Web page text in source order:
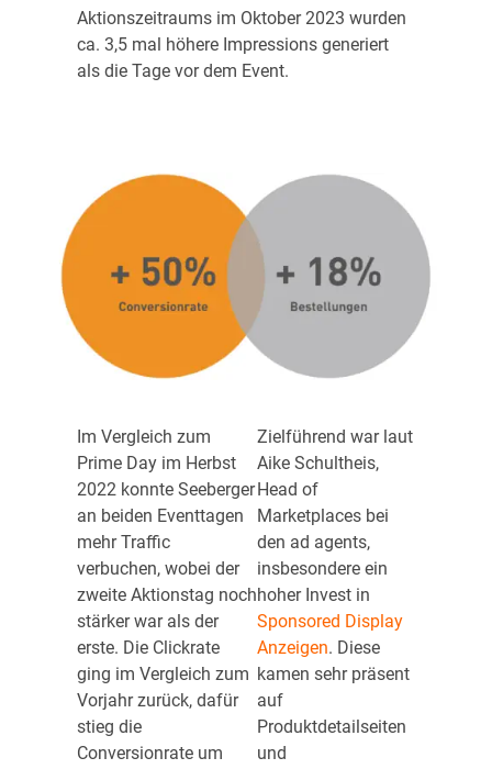
Aktionszeitraums im Oktober 2023 wurden
ca. 3,5 mal höhere Impressions generiert
als die Tage vor dem Event.
Im Vergleich zum
Prime Day im Herbst
2022 konnte Seeberger
an beiden Eventtagen
mehr Traffic
verbuchen, wobei der
zweite Aktionstag noch
stärker war als der
erste. Die Clickrate
ging im Vergleich zum
Vorjahr zurück, dafür
stieg die
Conversionrate um
Zielführend war laut
Aike Schultheis,
Head of
Marketplaces bei
den ad agents,
insbesondere ein
hoher Invest in
Sponsored Display
Anzeigen. Diese
kamen sehr präsent
auf
Produktdetailseiten
und